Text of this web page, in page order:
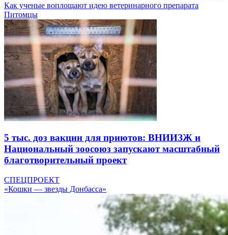
Как ученые воплощают идею ветеринарного препарата
Питомцы
5 тыс. доз вакцин для приютов: ВНИИЗЖ и
Национальный зоосоюз запускают масштабный
благотворительный проект
СПЕЦПРОЕКТ
«Кошки — звезды Донбасса»